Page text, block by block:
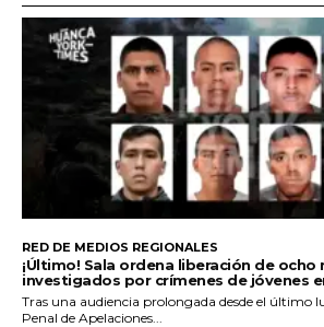
RED DE MEDIOS REGIONALES
¡Último! Sala ordena liberación de ocho
investigados por crímenes de jóvenes
Tras una audiencia prolongada desde el último
Penal de Apelaciones...